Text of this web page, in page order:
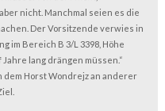
nicht. Manchmal seien es die
Der Vorsitzende verwies in
im Bereich B 3/L 3398, Höhe
lang drängen müssen.“
Horst Wondrejz an anderer